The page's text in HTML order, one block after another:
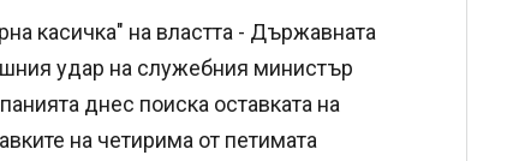
касичка" на властта - Държавната
удар на служебния министър
днес поиска оставката на
на четирима от петимата